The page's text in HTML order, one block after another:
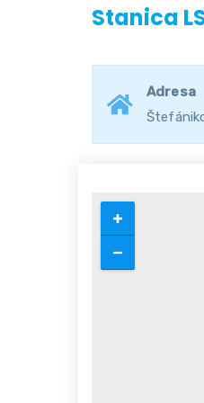
Stanica
Adresa